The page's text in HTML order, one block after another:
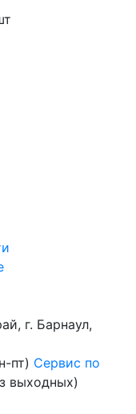
г. Барнаул,
пт) Сервис по
выходных)